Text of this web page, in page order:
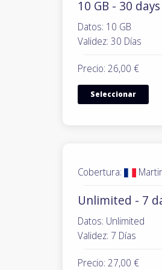
10 GB - 30 days
Datos: 10 GB
Validez: 30 Días
Precio: 26,00 €
Seleccionar
Cobertura:
Unlimited - 7
Datos: Unlimited
Validez: 7 Días
Precio: 27,00 €